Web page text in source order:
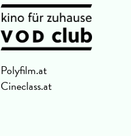
Polyfilm.at
Cineclass.at